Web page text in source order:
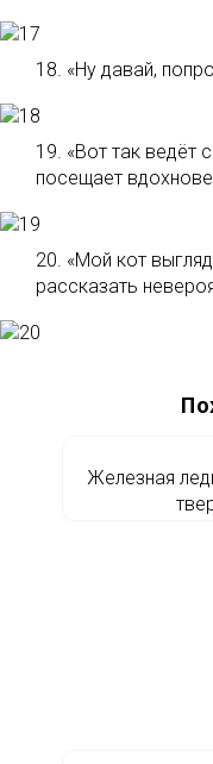
18. «Ну давай,
19. «Вот так ведёт
посещает
20. «Мой кот
рассказать
Железная